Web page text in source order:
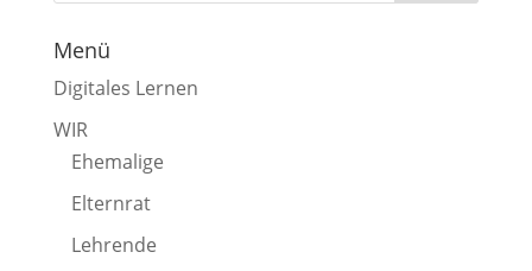
Menü
Digitales Lernen
WIR
Ehemalige
Elternrat
Lehrende